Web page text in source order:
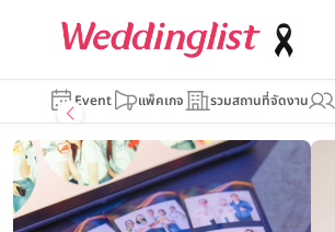
Event แพ็คเกจ รวมสถานที่จัดงาน